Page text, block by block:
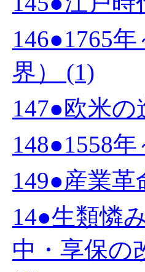
146●1765
界） (1)
147●欧米の
148●1558
149●産業
14●生類憐
中・享保の